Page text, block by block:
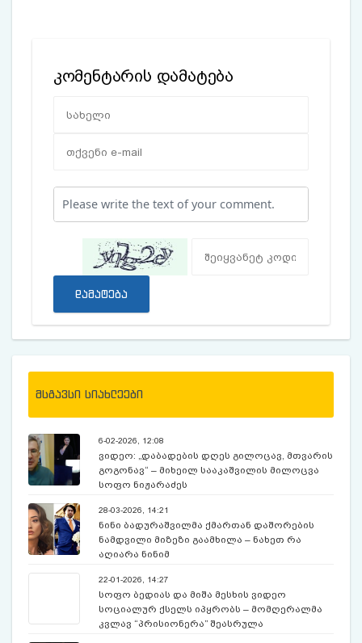
კომენტარის დამატება
დამატება
მსგავსი სიახლეები
6-02-2026, 12:08
ვიდეო: „დაბადების დღეს გილოცავ, მთვარის
გოგონავ“ – მიხეილ სააკაშვილის მილოცვა
სოფო ნიჟარაძეს
28-03-2026, 14:21
ნინი ბადურაშვილმა ქმართან დაშორების
ნამდვილი მიზეზი გაამხილა – ნახეთ რა
აღიარა ნინიმ
22-01-2026, 14:27
სოფო ბედიას და მიშა მესხის ვიდეო
სოციალურ ქსელს იპყრობს – მომღერალმა
კვლავ “პრისიონერა” შეასრულა